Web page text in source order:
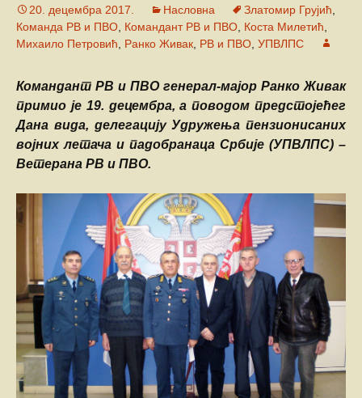
20. децембра 2017. Насловна Златомир Грујић
Команда РВ и ПВО Командант РВ и ПВО Коста Милетић
Михаило Петровић
Ранко Живак РВ и ПВО УПВЛПС
Командант РВ и ПВО генерал-мајор Ранко Живак
примио је 19. децембра, а поводом предстојећег
Дана вида, делегацију Удружења пензионисаних
војних летача и падобранаца Србије (УПВЛПС) –
Ветерана РВ и ПВО.